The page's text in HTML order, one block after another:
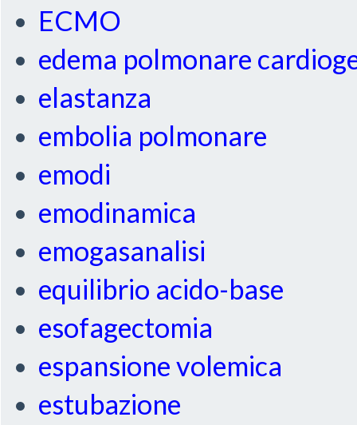
ECMO
edema polmonare
elastanza
embolia polmonare
emodi
emodinamica
emogasanalisi
equilibrio acido-base
esofagectomia
espansione volemica
estubazione